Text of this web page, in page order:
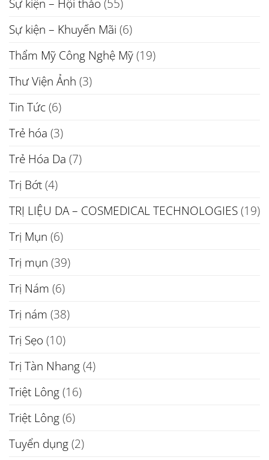
Sự kiện – Khuyến Mãi (6)
Thẩm Mỹ Công Nghệ Mỹ(19)
Thư Viện Ảnh (3)
Tin Tức(6)
Trẻ hóa (3)
Trẻ Hóa Da (7)
Trị Bớt(4)
TRỊ LIỆU DA – COSMEDICAL TECHNOLOGIES(19)
Trị Mụn (6)
Trị mụn (39)
Trị Nám (6)
Trị nám (38)
Trị Sẹo (10)
Trị Tàn Nhang(4)
Triệt Lông(16)
Triệt Lông(6)
Tuyển dụng(2)